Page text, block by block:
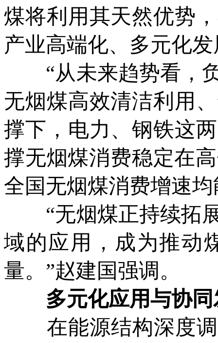
煤将利用其天然优势
产业高端化、多元化
“从未来趋势看，负
无烟煤高效清洁利用
撑下，电力、钢铁这
撑无烟煤消费稳定在
全国无烟煤消费增速
“无烟煤正持续拓展
域的应用，成为推动
量。”赵建国强调。
多元化应用与协同
在能源结构深度调